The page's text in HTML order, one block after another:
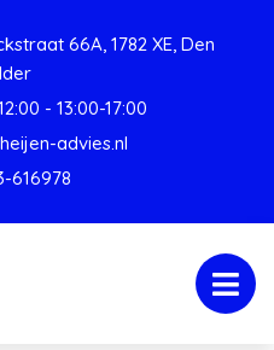
66A, 1782 XE, Den
- 13:00-17:00
advies.nl
616978